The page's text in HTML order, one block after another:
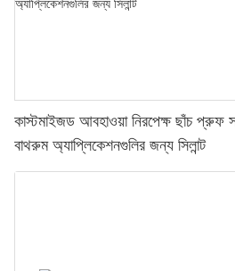
কাস্টমাইজড আবহাওয়া নিরপেক্ষ ছাঁচ প্রুফ
বাথরুম অ্যাপ্লিকেশনগুলির জন্য সিলান্ট